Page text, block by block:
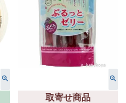
取寄せ商品